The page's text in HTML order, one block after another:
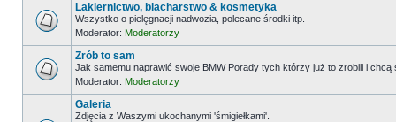
Lakiernictwo, blacharstwo & kosmetyka
Wszystko o pielęgnacji nadwozia, polecane środki itp.
Moderator: Moderatorzy
Zrób to sam
Jak samemu naprawić swoje BMW Porady tych którzy już to zrobili i
Moderator: Moderatorzy
Galeria
Zdjęcia z Waszymi ukochanymi 'śmigiełkami'.